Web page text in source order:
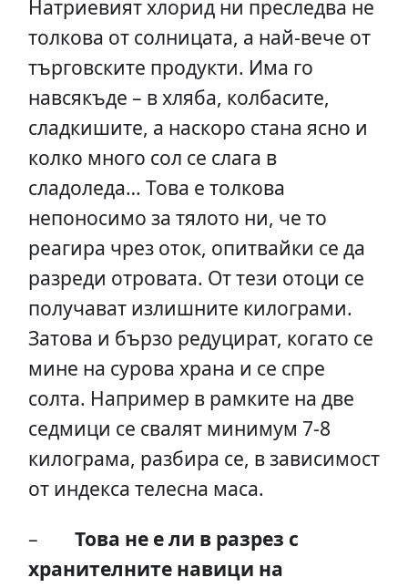
Натриевият хлорид ни преследва не
толкова от солницата, а най-вече от
търговските продукти. Има го
навсякъде – в хляба, колбасите,
сладкишите, а наскоро стана ясно и
колко много сол се слага в
сладоледа… Това е толкова
непоносимо за тялото ни, че то
реагира чрез оток, опитвайки се да
разреди отровата. От тези отоци се
получават излишните килограми.
Затова и бързо редуцират, когато се
мине на сурова храна и се спре
солта. Например в рамките на две
седмици се свалят минимум 7-8
килограма, разбира се, в зависимост
от индекса телесна маса.
– Това не е ли в разрез с
хранителните навици на